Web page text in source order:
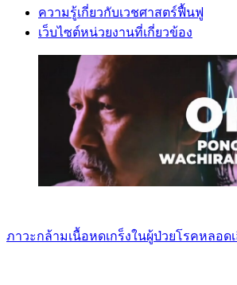
ความรู้เกี่ยวกับเวชศาสตร์ฟื้นฟู
เว็บไซต์หน่วยงานที่เกี่ยวข้อง
ภาวะกล้ามเนื้อหดเกร็งในผู้ป่วยโรคหลอด